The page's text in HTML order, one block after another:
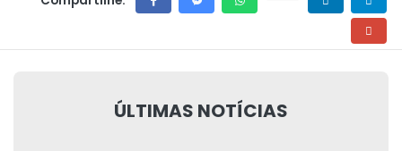
ÚLTIMAS NOTÍCIAS